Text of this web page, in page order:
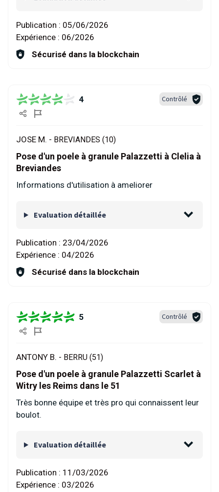
Publication : 05/06/2026
Expérience : 06/2026
Sécurisé dans la blockchain
4 Contrôlé
JOSE M. - BREVIANDES (10)
Pose d'un poele à granule Palazzetti à Clelia à
Breviandes
Informations d'utilisation à ameliorer
Evaluation détaillée
Publication : 23/04/2026
Expérience : 04/2026
Sécurisé dans la blockchain
5 Contrôlé
ANTONY B. - BERRU (51)
Pose d'un poele à granule Palazzetti Scarlet à
Witry les Reims dans le 51
Très bonne équipe et très pro qui connaissent leur
boulot.
Evaluation détaillée
Publication : 11/03/2026
Expérience : 03/2026